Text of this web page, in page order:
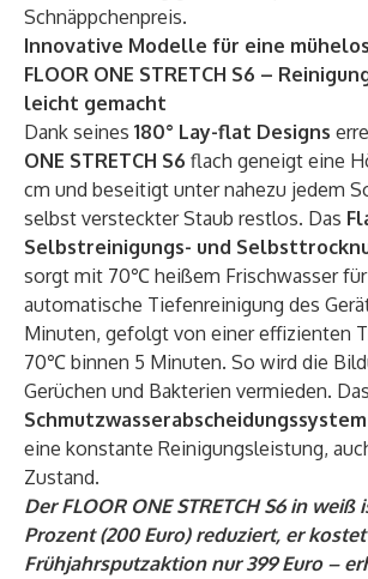
Schnäppchenpreis.
Innovative Modelle für eine
FLOOR ONE STRETCH S6 –
leicht gemacht
Dank seines 180° Lay-flat Designs
ONE STRETCH S6 flach geneigt eine
cm und beseitigt unter nahezu jedem
selbst versteckter Staub restlos. Das
Selbstreinigungs- und
sorgt mit 70℃ heißem Frischwasser
automatische Tiefenreinigung des
Minuten, gefolgt von einer effizienten
70℃ binnen 5 Minuten. So wird die
Gerüchen und Bakterien vermieden. Das
Schmutzwasserabscheidungssystem
eine konstante Reinigungsleistung,
Zustand.
Der FLOOR ONE STRETCH S6 in weiß
Prozent (200 Euro) reduziert, er
Frühjahrsputzaktion nur 399 Euro –